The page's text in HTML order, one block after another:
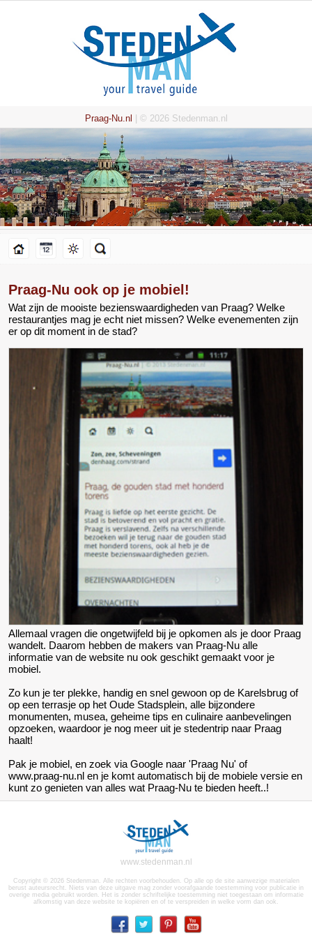
Praag-Nu.nl | © 2026 Stedenman.nl
Praag-Nu ook op je mobiel!
Wat zijn de mooiste bezienswaardigheden van Praag? Welke
restaurantjes mag je echt niet missen? Welke evenementen zijn
er op dit moment in de stad?
Allemaal vragen die ongetwijfeld bij je opkomen als je door Praag
wandelt. Daarom hebben de makers van Praag-Nu alle
informatie van de website nu ook geschikt gemaakt voor je
mobiel.
Zo kun je ter plekke, handig en snel gewoon op de Karelsbrug of
op een terrasje op het Oude Stadsplein, alle bijzondere
monumenten, musea, geheime tips en culinaire aanbevelingen
opzoeken, waardoor je nog meer uit je stedentrip naar Praag
haalt!
Pak je mobiel, en zoek via Google naar 'Praag Nu' of
www.praag-nu.nl en je komt automatisch bij de mobiele versie en
kunt zo genieten van alles wat Praag-Nu te bieden heeft..!
www.stedenman.nl
Copyright © 2026 Stedenman. Alle rechten voorbehouden. Op alle op de site aanwezige materialen
berust auteursrecht. Niets van deze uitgave mag zonder voorafgaande toestemming voor publicatie in
overige media gebruikt worden. Het is zonder schriftelijke toestemming niet toegestaan om informatie
afkomstig van deze website te kopiëren en of te verspreiden in welke vorm dan ook.